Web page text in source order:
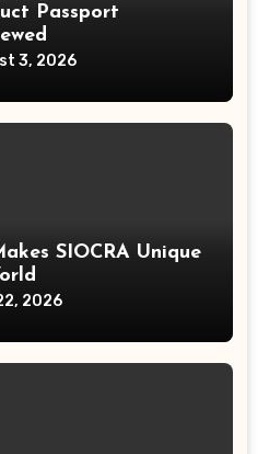
Passport
3, 2026
SIOCRA Unique
2026